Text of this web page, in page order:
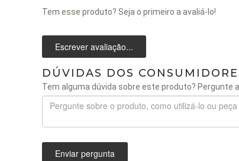
Tem esse produto? Seja o primeiro a avaliá-lo!
Escrever avaliação...
DÚVIDAS DOS
Tem alguma dúvida sobre este produto? Pergunte
Enviar pergunta